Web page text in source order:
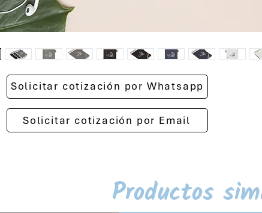
Solicitar cotización por Whatsapp
Solicitar cotización por Email
Productos